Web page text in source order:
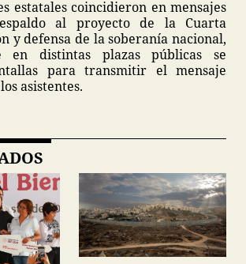
estatales coincidieron en mensajes
al proyecto de la Cuarta
y defensa de la soberanía nacional,
en distintas plazas públicas se
para transmitir el mensaje
asistentes.